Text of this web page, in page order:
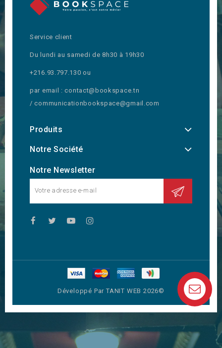
Service client
Du lundi au samedi de 8h30 à 19h30
+216.93.797.130 ou
par email : contact@bookspace.tn
/ communicationbookspace@gmail.com
Produits
Notre Société
Notre Newsletter
Développé Par TANIT WEB 2026©